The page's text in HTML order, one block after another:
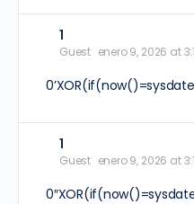
1
Guest enero 9, 2026 at
1
Guest enero 9, 2026 at